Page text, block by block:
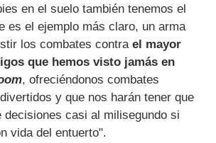
en el suelo también tenemos el
es el ejemplo más claro, un arma
los combates contrael mayor
que hemos visto jamás en
, ofreciéndonos combates
y que nos harán tener que
decisiones casi al milisegundo si
vida del entuerto".